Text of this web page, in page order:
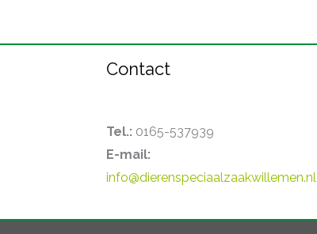
Contact
Tel.:0165-537939
E-mail:
info@dierenspeciaalzaakwillemen.nl